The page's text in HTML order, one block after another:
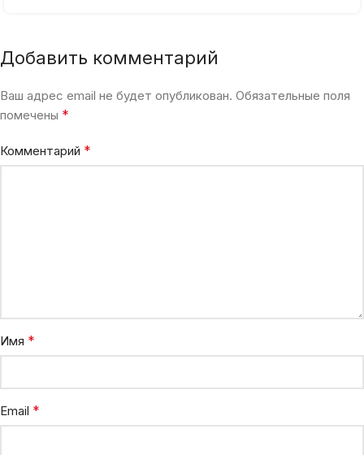
Добавить комментарий
Ваш адрес email не будет опубликован. Обязательные поля
помечены *
Комментарий *
Имя *
Email *